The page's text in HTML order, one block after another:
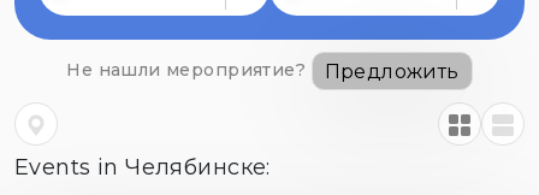
Не нашли мероприятие? Предложить
Events in Челябинске